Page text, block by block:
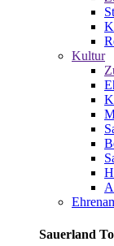
Kultur
Sauerland